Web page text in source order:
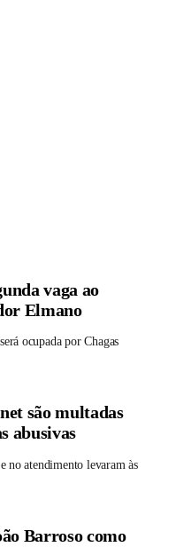
vaga ao
Elmano
ocupada por Chagas
são multadas
abusivas
no atendimento levaram às
Barroso como